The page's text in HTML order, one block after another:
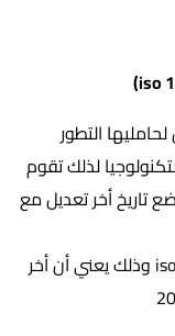
التطور
لذلك تقوم
تاريخ أخر تعديل مع
مثل ايزو iso 9001:2015 – ايزو iso 14001:2015 وذلك يعني أن أخر